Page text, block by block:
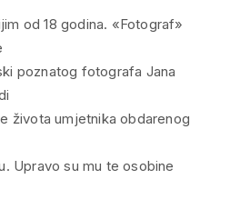
od 18 godina. «Fotograf»
poznatog fotografa Jana
života umjetnika obdarenog
Upravo su mu te osobine